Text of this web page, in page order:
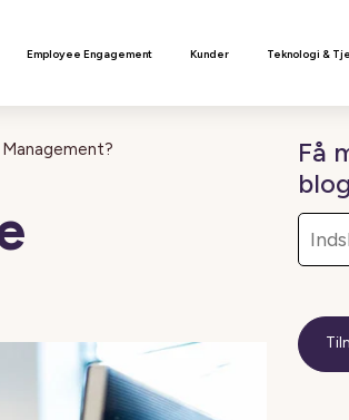
Employee Engagement Kunder Teknologi &
Få